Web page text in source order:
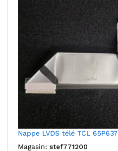
Nappe LVDS télé TCL 65P637
Magasin: stef771200